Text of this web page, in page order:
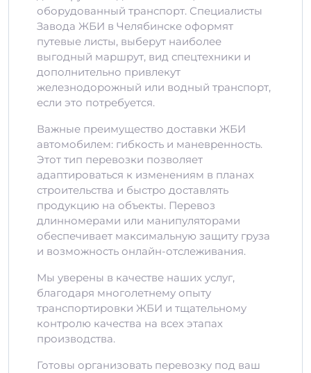
оборудованный транспорт. Специалисты
Завода ЖБИ в Челябинске оформят
путевые листы, выберут наиболее
выгодный маршрут, вид спецтехники и
дополнительно привлекут
железнодорожный или водный транспорт,
если это потребуется.
Важные преимущество доставки ЖБИ
автомобилем: гибкость и маневренность.
Этот тип перевозки позволяет
адаптироваться к изменениям в планах
строительства и быстро доставлять
продукцию на объекты. Перевоз
длинномерами или манипуляторами
обеспечивает максимальную защиту груза
и возможность онлайн-отслеживания.
Мы уверены в качестве наших услуг,
благодаря многолетнему опыту
транспортировки ЖБИ и тщательному
контролю качества на всех этапах
производства.
Готовы организовать перевозку под ваш